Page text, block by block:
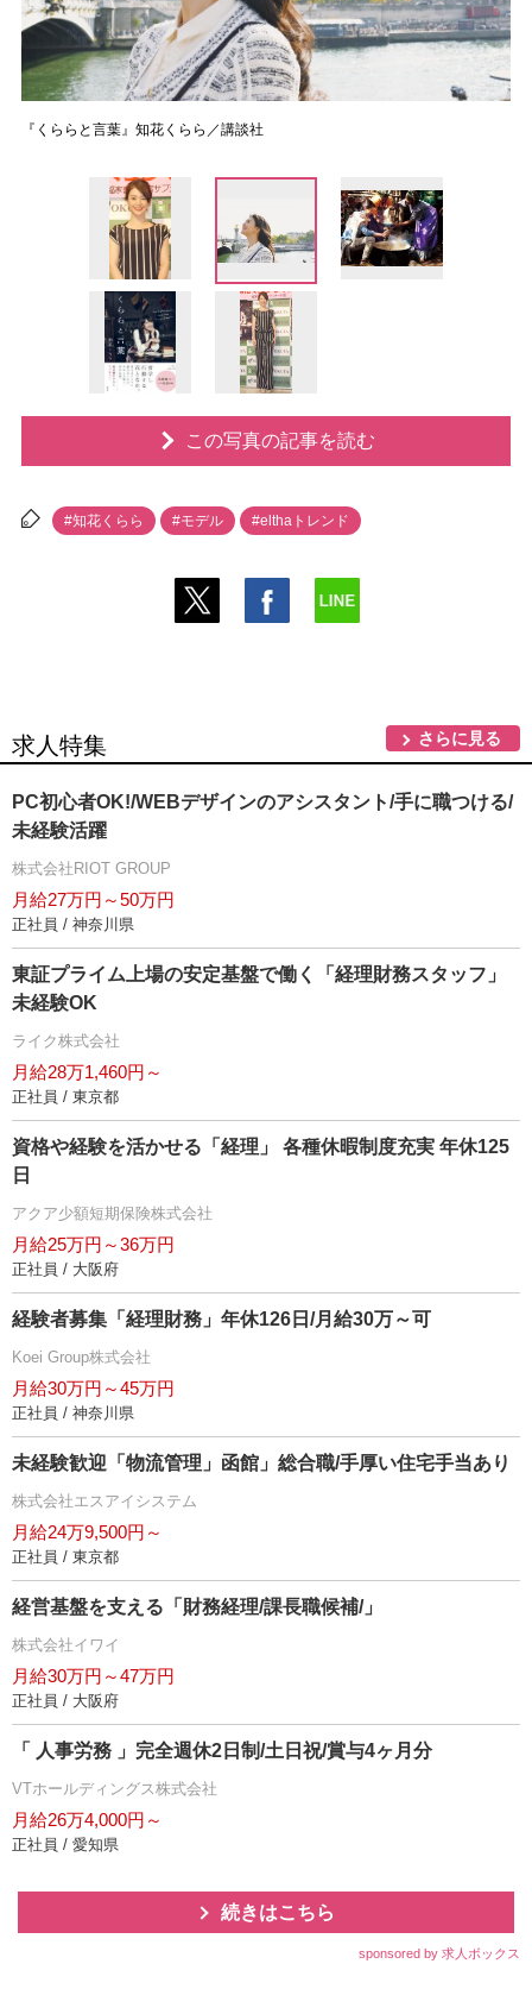
『くららと言葉』知花くらら／講談社
この写真の記事を読む
#知花くらら #モデル #elthaトレンド
求人特集 さらに見る
PC初心者OK!/WEBデザインのアシスタント/手に職つける/
未経験活躍
株式会社RIOT GROUP
月給27万円～50万円
正社員 / 神奈川県
東証プライム上場の安定基盤で働く「経理財務スタッフ」
未経験OK
ライク株式会社
月給28万1,460円～
正社員 / 東京都
資格や経験を活かせる「経理」 各種休暇制度充実 年休125
日
アクア少額短期保険株式会社
月給25万円～36万円
正社員 / 大阪府
経験者募集「経理財務」年休126日/月給30万～可
Koei Group株式会社
月給30万円～45万円
正社員 / 神奈川県
未経験歓迎「物流管理」函館」総合職/手厚い住宅手当あり
株式会社エスアイシステム
月給24万9,500円～
正社員 / 東京都
経営基盤を支える「財務経理/課長職候補/」
株式会社イワイ
月給30万円～47万円
正社員 / 大阪府
「 人事労務 」完全週休2日制/土日祝/賞与4ヶ月分
VTホールディングス株式会社
月給26万4,000円～
正社員 / 愛知県
続きはこちら
sponsored by 求人ボックス